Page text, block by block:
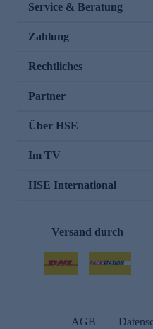
Service & Beratung
Zahlung
Rechtliches
Partner
Über HSE
Im TV
HSE International
Versand durch
AGB